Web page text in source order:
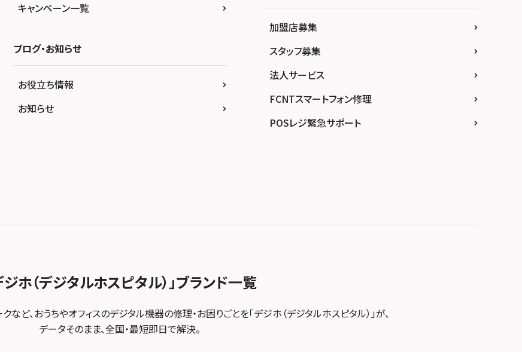
キャンペーン一覧
ブログ・お知らせ
お役立ち情報
お知らせ
加盟店募集
スタッフ募集
法人サービス
FCNTスマートフォン修理
POSレジ緊急サポート
ジホ（デジタルホスピタル）」ブランド一覧
など、おうちやオフィスのデジタル機器の修理・お困りごとを「デジホ（デジタルホスピタル）」が、
データそのまま、全国・最短即日で解決。